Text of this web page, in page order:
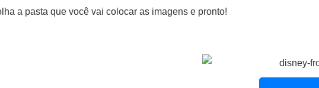
a pasta que você vai colocar as imagens e pronto!